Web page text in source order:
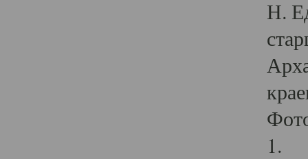
Н.
1.